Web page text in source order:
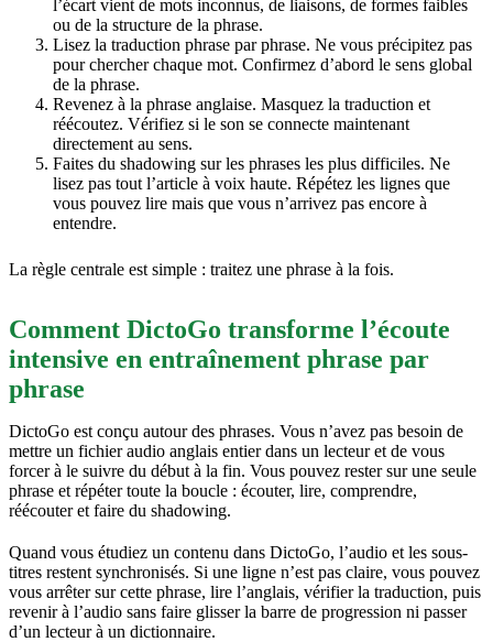
l’écart vient de mots inconnus, de liaisons, de formes faibles
ou de la structure de la phrase.
Lisez la traduction phrase par phrase. Ne vous précipitez pas
pour chercher chaque mot. Confirmez d’abord le sens global
de la phrase.
Revenez à la phrase anglaise. Masquez la traduction et
réécoutez. Vérifiez si le son se connecte maintenant
directement au sens.
Faites du shadowing sur les phrases les plus difficiles. Ne
lisez pas tout l’article à voix haute. Répétez les lignes que
vous pouvez lire mais que vous n’arrivez pas encore à
entendre.
La règle centrale est simple : traitez une phrase à la fois.
Comment DictoGo transforme l’écoute
intensive en entraînement phrase par
phrase
DictoGo est conçu autour des phrases. Vous n’avez pas besoin de
mettre un fichier audio anglais entier dans un lecteur et de vous
forcer à le suivre du début à la fin. Vous pouvez rester sur une seule
phrase et répéter toute la boucle : écouter, lire, comprendre,
réécouter et faire du shadowing.
Quand vous étudiez un contenu dans DictoGo, l’audio et les sous-
titres restent synchronisés. Si une ligne n’est pas claire, vous pouvez
vous arrêter sur cette phrase, lire l’anglais, vérifier la traduction, puis
revenir à l’audio sans faire glisser la barre de progression ni passer
d’un lecteur à un dictionnaire.